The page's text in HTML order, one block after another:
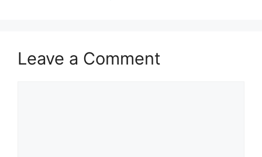
Leave a Comment